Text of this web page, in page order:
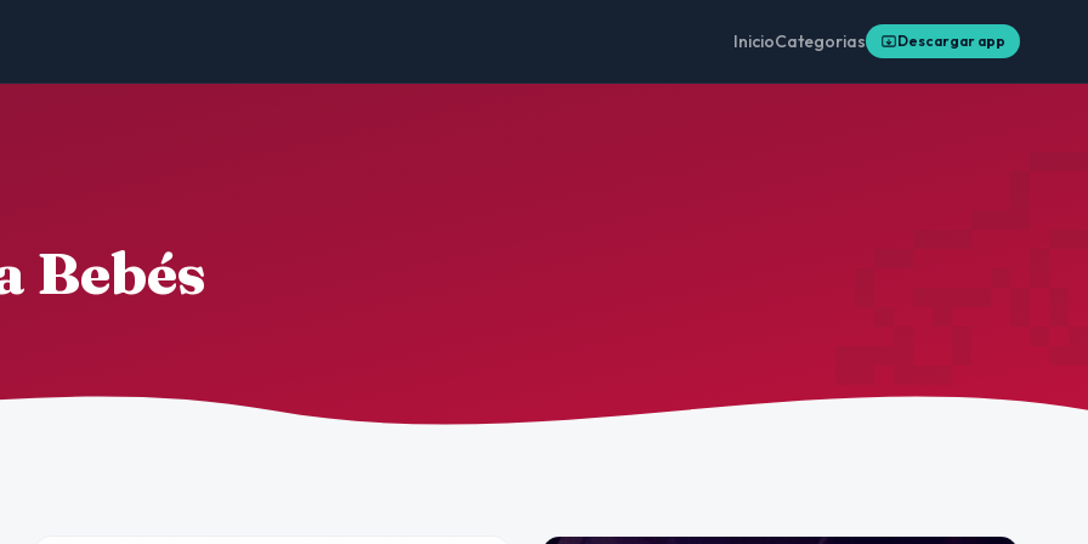
InicioCategorias Descargar app
Bebés